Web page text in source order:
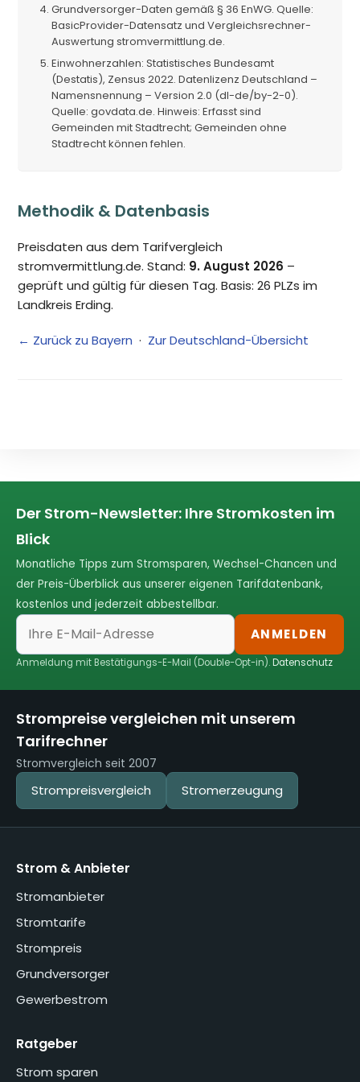
Grundversorger-Daten gemäß § 36 EnWG. Quelle:
BasicProvider-Datensatz und Vergleichsrechner-
Auswertung stromvermittlung.de.
Einwohnerzahlen: Statistisches Bundesamt
(Destatis), Zensus 2022. Datenlizenz Deutschland –
Namensnennung – Version 2.0 (dl-de/by-2-0).
Quelle: govdata.de. Hinweis: Erfasst sind
Gemeinden mit Stadtrecht; Gemeinden ohne
Stadtrecht können fehlen.
Methodik & Datenbasis
Preisdaten aus dem Tarifvergleich
stromvermittlung.de. Stand: 9. August 2026 –
geprüft und gültig für diesen Tag. Basis: 26 PLZs im
Landkreis Erding.
← Zurück zu Bayern · Zur Deutschland-Übersicht
Der Strom-Newsletter: Ihre Stromkosten im
Blick
Monatliche Tipps zum Stromsparen, Wechsel-Chancen und
der Preis-Überblick aus unserer eigenen Tarifdatenbank,
kostenlos und jederzeit abbestellbar.
ANMELDEN
Anmeldung mit Bestätigungs-E-Mail (Double-Opt-in).Datenschutz
Strompreise vergleichen mit unserem
Tarifrechner
Stromvergleich seit 2007
Strompreisvergleich Stromerzeugung
Strom & Anbieter
Stromanbieter
Stromtarife
Strompreis
Grundversorger
Gewerbestrom
Ratgeber
Strom sparen